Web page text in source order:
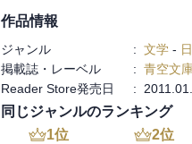
作品情報
ジャンル : 文学 -
掲載誌・レーベル
: 青空文
Reader Store発売日
:
同じジャンルのランキング
1位 2位